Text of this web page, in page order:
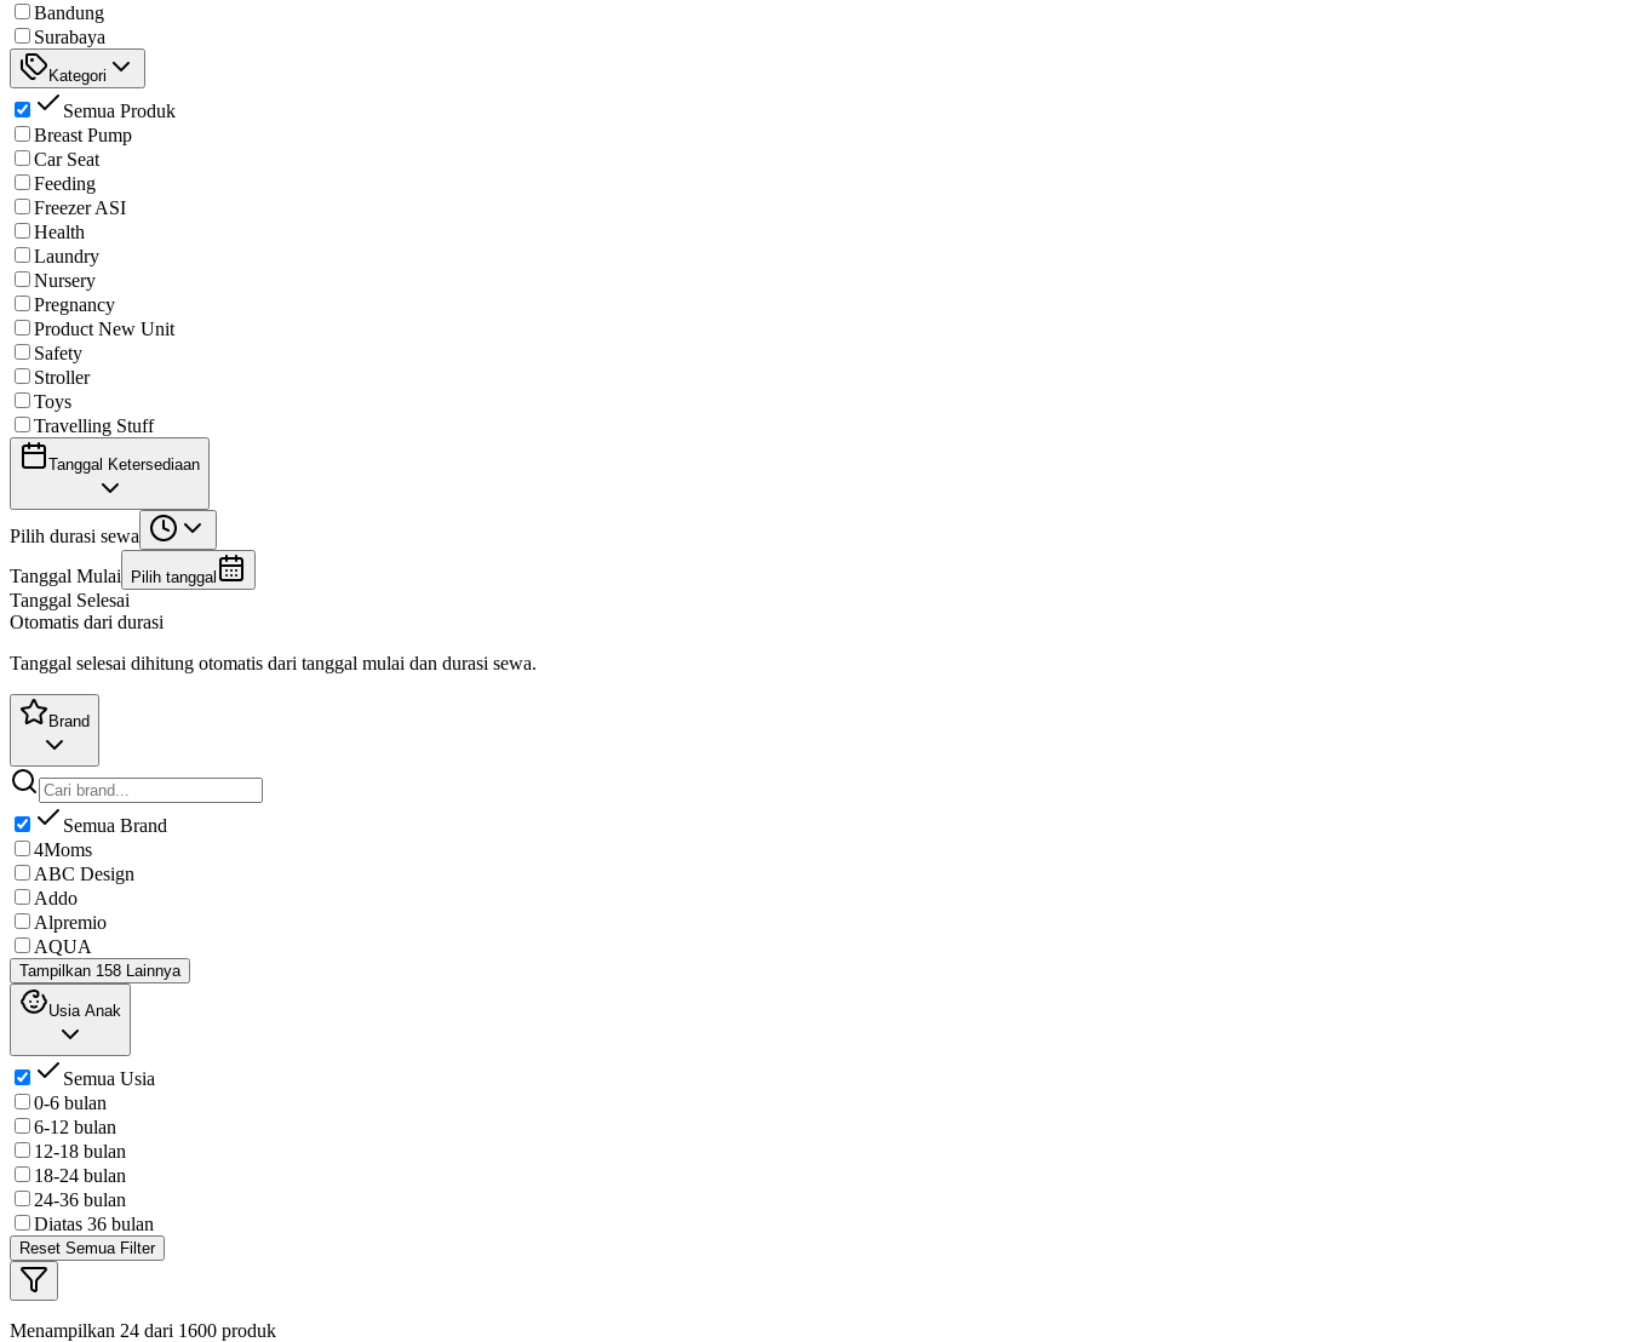
Bandung
Surabaya
Kategori
Semua Produk
Breast Pump
Car Seat
Feeding
Freezer ASI
Health
Laundry
Nursery
Pregnancy
Product New Unit
Safety
Stroller
Toys
Travelling Stuff
Tanggal Ketersediaan
Pilih durasi sewa
Tanggal Mulai
Pilih tanggal
Tanggal Selesai
Otomatis dari durasi
Tanggal selesai dihitung otomatis dari tanggal mulai dan durasi sewa.
Brand
Semua Brand
4Moms
ABC Design
Addo
Alpremio
AQUA
Tampilkan 158 Lainnya
Usia Anak
Semua Usia
0-6 bulan
6-12 bulan
12-18 bulan
18-24 bulan
24-36 bulan
Diatas 36 bulan
Reset Semua Filter
Menampilkan 24 dari 1600 produk